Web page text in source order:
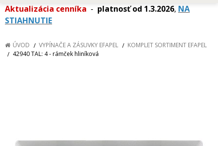
Aktualizácia cenníka - platnosť od 1.3.2026, NA
STIAHNUTIE
ÚVOD VYPÍNAČE A ZÁSUVKY EFAPEL
KOMPLET SORTIMENT EFAPEL
42940 TAL: 4 - rámček hliníková